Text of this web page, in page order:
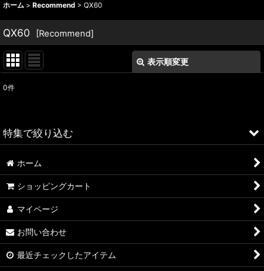
ホーム > Recommend > QX60
QX60 [Recommend]
表示順変更
並び順:
0件
特集で絞り込む
ALFA ROMEO > 156
ALFA ROMEO > 147
ALFA ROMEO > 159
A4
ホーム
ショッピングカート
マイページ
お問い合わせ
最近チェックしたアイテム